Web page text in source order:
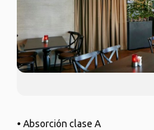
• Absorción clase A